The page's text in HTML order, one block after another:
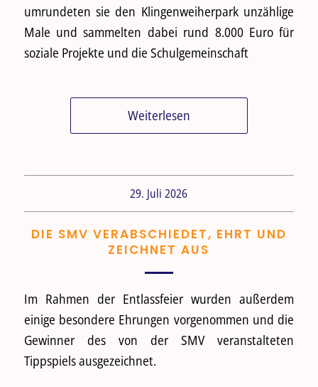
umrundeten sie den Klingenweiherpark unzählige
Male und sammelten dabei rund 8.000 Euro für
soziale Projekte und die Schulgemeinschaft
Weiterlesen
29. Juli 2026
DIE SMV VERABSCHIEDET, EHRT UND
ZEICHNET AUS
Im Rahmen der Entlassfeier wurden außerdem
einige besondere Ehrungen vorgenommen und die
Gewinner des von der SMV veranstalteten
Tippspiels ausgezeichnet.